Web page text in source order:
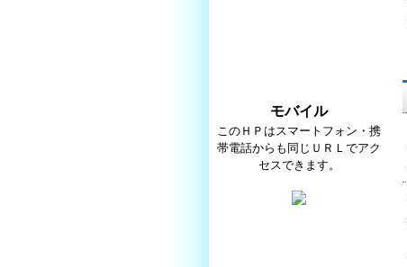
モバイル
このＨＰはスマートフォン・携
帯電話からも同じＵＲＬでアク
セスできます。